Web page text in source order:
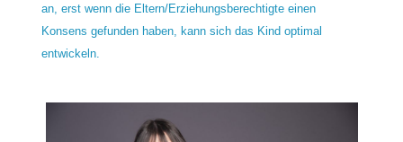
an, erst wenn die Eltern/Erziehungsberechtigte einen
Konsens gefunden haben, kann sich das Kind optimal
entwickeln.